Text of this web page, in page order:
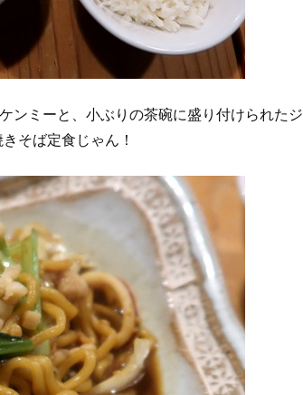
ンミーと、小ぶりの茶碗に盛り付けられたジ
そば定食じゃん！